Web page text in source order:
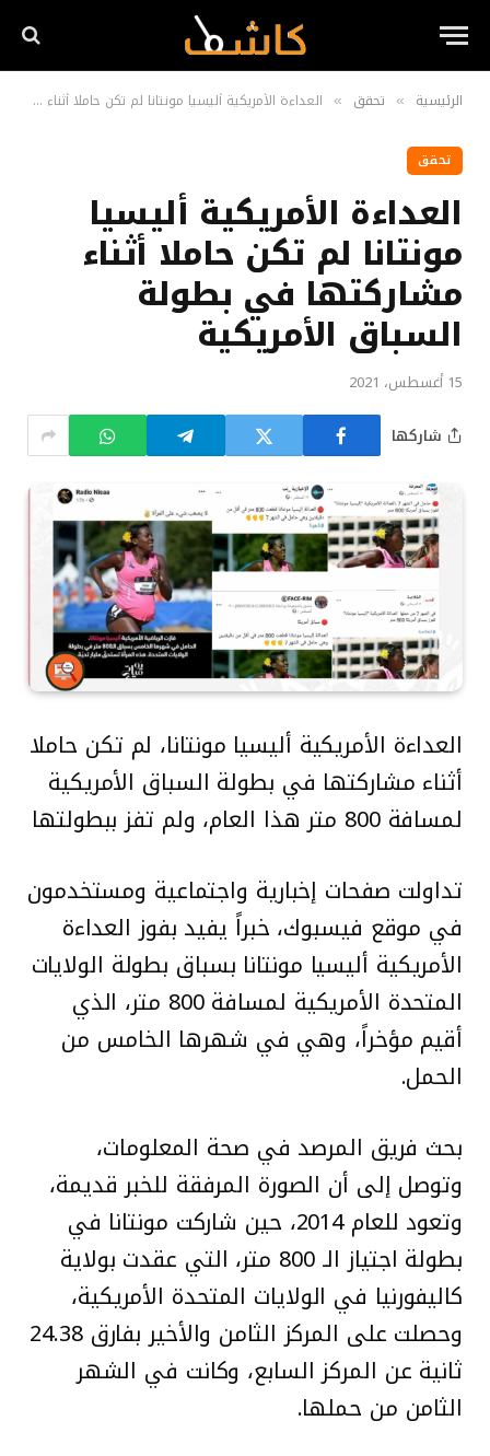
الرئيسية » تحقق » العداءة الأمريكية أليسيا مونتانا لم تكن حاملا أثناء مشاركتها في بطولة السباق الأمريكية
تحقق
العداءة الأمريكية أليسيا
مونتانا لم تكن حاملا أثناء
مشاركتها في بطولة
السباق الأمريكية
15 أغسطس، 2021
شاركها
العداءة الأمريكية أليسيا مونتانا، لم تكن حاملا
أثناء مشاركتها في بطولة السباق الأمريكية
لمسافة 800 متر هذا العام، ولم تفز ببطولتها
تداولت صفحات إخبارية واجتماعية ومستخدمون
في موقع فيسبوك، خبراً يفيد بفوز العداءة
الأمريكية أليسيا مونتانا بسباق بطولة الولايات
المتحدة الأمريكية لمسافة 800 متر، الذي
أقيم مؤخراً، وهي في شهرها الخامس من
الحمل.
بحث فريق المرصد في صحة المعلومات،
وتوصل إلى أن الصورة المرفقة للخبر قديمة،
وتعود للعام 2014، حين شاركت مونتانا في
بطولة اجتياز الـ 800 متر، التي عقدت بولاية
كاليفورنيا في الولايات المتحدة الأمريكية،
وحصلت على المركز الثامن والأخير بفارق 24.38
ثانية عن المركز السابع، وكانت في الشهر
الثامن من حملها.